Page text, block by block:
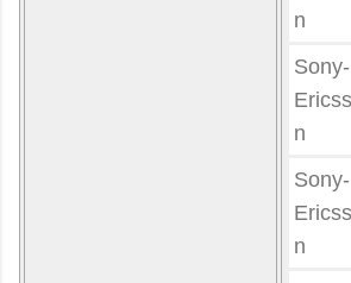
n
Sony-
n
Sony-
n